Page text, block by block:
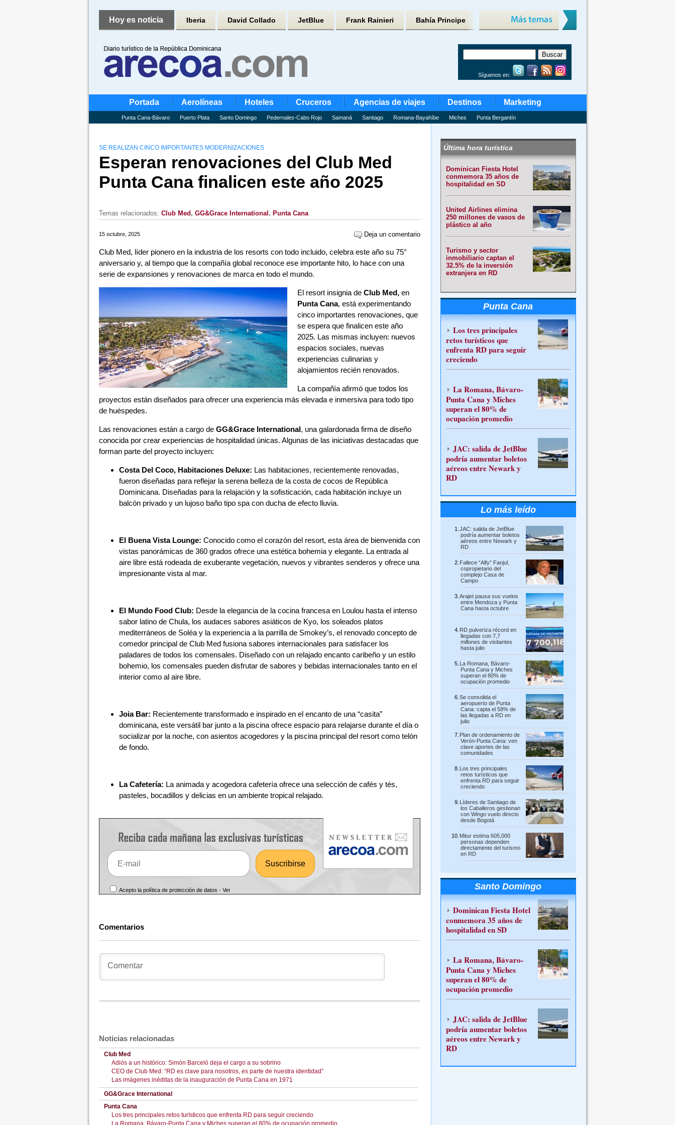
Hoy es noticia Iberia David Collado JetBlue Frank Rainieri Bahía Principe
Síguenos en:
Portada Aerolíneas Hoteles Cruceros Agencias de viajes Destinos Marketing
Punta Cana-Bávaro Puerto Plata Santo Domingo Pedernales-Cabo Rojo Samaná Santiago Romana-Bayahíbe Miches Punta Bergantín
SE REALIZAN CINCO IMPORTANTES MODERNIZACIONES
Esperan renovaciones del Club Med
Punta Cana finalicen este año 2025
Temas relacionados: Club Med , GG&Grace International , Punta Cana
15 octubre, 2025 Deja un comentario
Club Med, líder pionero en la industria de los resorts con todo incluido, celebra este año su 75°
aniversario y, al tiempo que la compañía global reconoce ese importante hito, lo hace con una
serie de expansiones y renovaciones de marca en todo el mundo.
El resort insignia de Club Med,en
Punta Cana, está experimentando
cinco importantes renovaciones, que
se espera que finalicen este año
2025. Las mismas incluyen: nuevos
espacios sociales, nuevas
experiencias culinarias y
alojamientos recién renovados.
La compañía afirmó que todos los
proyectos están diseñados para ofrecer una experiencia más elevada e inmersiva para todo tipo
de huéspedes.
Las renovaciones están a cargo de GG&Grace International, una galardonada firma de diseño
conocida por crear experiencias de hospitalidad únicas. Algunas de las iniciativas destacadas que
forman parte del proyecto incluyen:
Costa Del Coco, Habitaciones Deluxe: Las habitaciones, recientemente renovadas,
fueron diseñadas para reflejar la serena belleza de la costa de cocos de República
Dominicana. Diseñadas para la relajación y la sofisticación, cada habitación incluye un
balcón privado y un lujoso baño tipo spa con ducha de efecto lluvia.
El Buena Vista Lounge: Conocido como el corazón del resort, esta área de bienvenida con
vistas panorámicas de 360 ​​grados ofrece una estética bohemia y elegante. La entrada al
aire libre está rodeada de exuberante vegetación, nuevos y vibrantes senderos y ofrece una
impresionante vista al mar.
El Mundo Food Club: Desde la elegancia de la cocina francesa en Loulou hasta el intenso
sabor latino de Chula, los audaces sabores asiáticos de Kyo, los soleados platos
mediterráneos de Soléa y la experiencia a la parrilla de Smokey’s, el renovado concepto de
comedor principal de Club Med fusiona sabores internacionales para satisfacer los
paladares de todos los comensales. Diseñado con un relajado encanto caribeño y un estilo
bohemio, los comensales pueden disfrutar de sabores y bebidas internacionales tanto en el
interior como al aire libre.
Joia Bar: Recientemente transformado e inspirado en el encanto de una “casita”
dominicana, este versátil bar junto a la piscina ofrece espacio para relajarse durante el día o
socializar por la noche, con asientos acogedores y la piscina principal del resort como telón
de fondo.
La Cafetería: La animada y acogedora cafetería ofrece una selección de cafés y tés,
pasteles, bocadillos y delicias en un ambiente tropical relajado.
Acepto la política de protección de datos -Ver
Comentarios
Noticias relacionadas
Club Med
Adiós a un histórico: Simón Barceló deja el cargo a su sobrino
CEO de Club Med: “RD es clave para nosotros, es parte de nuestra identidad”
Las imágenes inéditas de la inauguración de Punta Cana en 1971
GG&Grace International
Punta Cana
Los tres principales retos turísticos que enfrenta RD para seguir creciendo
La Romana, Bávaro-Punta Cana y Miches superan el 80% de ocupación promedio
Última hora turística
Dominican Fiesta Hotel
conmemora 35 años de
hospitalidad en SD
United Airlines elimina
250 millones de vasos de
plástico al año
Turismo y sector
inmobiliario captan el
32.5% de la inversión
extranjera en RD
Punta Cana
Los tres principales
retos turísticos que
enfrenta RD para seguir
creciendo
La Romana, Bávaro-
Punta Cana y Miches
superan el 80% de
ocupación promedio
JAC: salida de JetBlue
podría aumentar boletos
aéreos entre Newark y
RD
Lo más leído
JAC: salida de JetBlue
podría aumentar boletos
aéreos entre Newark y
RD
Fallece “Alfy” Fanjul,
copropietario del
complejo Casa de
Campo
Arajet pausa sus vuelos
entre Mendoza y Punta
Cana hasta octubre
RD pulveriza récord en
llegadas con 7,7
millones de visitantes
hasta julio
La Romana, Bávaro-
Punta Cana y Miches
superan el 80% de
ocupación promedio
Se consolida el
aeropuerto de Punta
Cana: capta el 58% de
las llegadas a RD en
julio
Plan de ordenamiento de
Verón-Punta Cana: ven
clave aportes de las
comunidades
Los tres principales
retos turísticos que
enfrenta RD para seguir
creciendo
Líderes de Santiago de
los Caballeros gestionan
con Wingo vuelo directo
desde Bogotá
Mitur estima 605,000
personas dependen
directamente del turismo
en RD
Santo Domingo
Dominican Fiesta Hotel
conmemora 35 años de
hospitalidad en SD
La Romana, Bávaro-
Punta Cana y Miches
superan el 80% de
ocupación promedio
JAC: salida de JetBlue
podría aumentar boletos
aéreos entre Newark y
RD